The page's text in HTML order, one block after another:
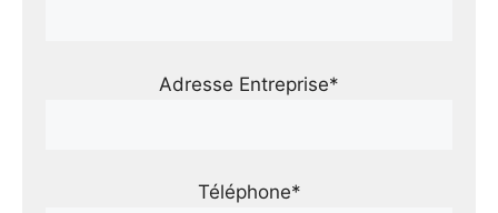
Adresse Entreprise*
Téléphone*